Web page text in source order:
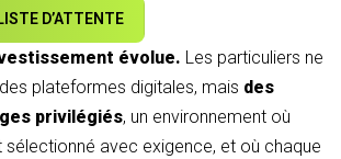
D’ATTENTE
évolue. Les particuliers ne
plateformes digitales, mais des
privilégiés, un environnement où
avec exigence, et où chaque